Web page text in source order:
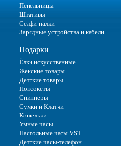
Пепельницы
Штативы
Селфи-палки
Зарядные устройства и кабели
Подарки
Ёлки искусственные
Женские товары
Детские товары
Попсокеты
Спиннеры
Сумки и Клатчи
Кошельки
Умные часы
Настольные часы VST
Детские часы-телефон